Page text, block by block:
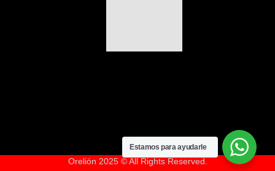
Orelión 2025 © All Rights Reserved.
Estamos para ayudarle